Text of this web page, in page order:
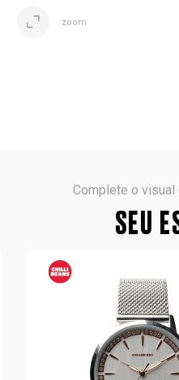
zoom
Complete o visual
SEU